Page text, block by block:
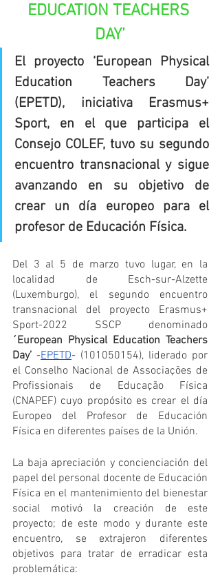
EDUCATION TEACHERS
DAY’
El proyecto ‘European Physical
Education Teachers Day’
(EPETD), iniciativa Erasmus+
Sport, en el que participa el
Consejo COLEF, tuvo su segundo
encuentro transnacional y sigue
avanzando en su objetivo de
crear un día europeo para el
profesor de Educación Física.
Del 3 al 5 de marzo tuvo lugar, en la
localidad de Esch-sur-Alzette
(Luxemburgo), el segundo encuentro
transnacional del proyecto Erasmus+
´European Physical Education Teachers
Day’ -EPETD- (101050154), liderado por
el Conselho Nacional de Associações de
Profissionais de Educação Física
(CNAPEF) cuyo propósito es crear el día
Europeo del Profesor de Educación
Física en diferentes países de la Unión.
La baja apreciación y concienciación del
papel del personal docente de Educación
Física en el mantenimiento del bienestar
social motivó la creación de este
proyecto; de este modo y durante este
encuentro, se extrajeron diferentes
objetivos para tratar de erradicar esta
problemática: